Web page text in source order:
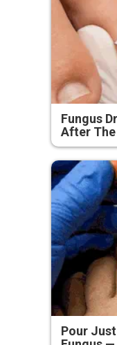
Fungus
After
Pour